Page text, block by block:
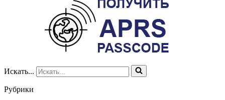
Искать...
Рубрики